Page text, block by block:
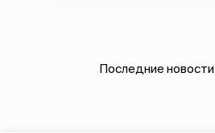
Последние новости